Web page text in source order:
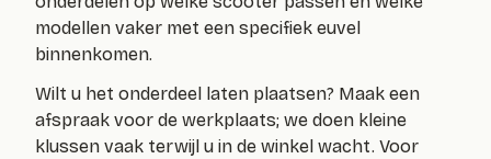
modellen vaker met een specifiek euvel
binnenkomen.
Wilt u het onderdeel laten plaatsen? Maak een
afspraak voor de werkplaats; we doen kleine
klussen vaak terwijl u in de winkel wacht. Voor